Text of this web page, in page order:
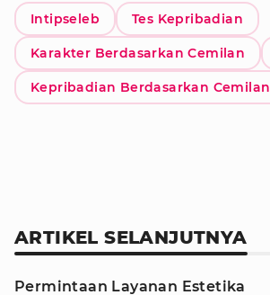
Intipseleb Tes Kepribadian
Karakter Berdasarkan Cemilan
Kepribadian Berdasarkan Cemilan
ARTIKEL SELANJUTNYA
Permintaan Layanan Estetika